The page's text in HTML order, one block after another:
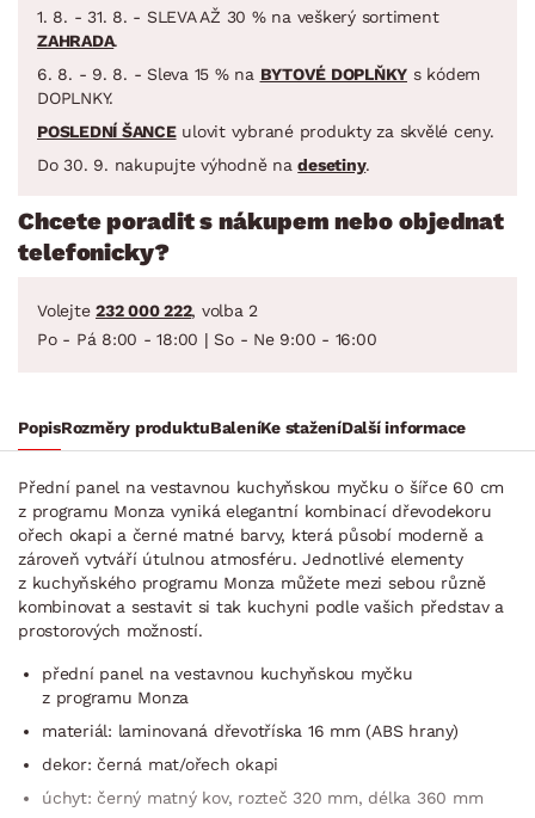
1. 8. - 31. 8. - SLEVA AŽ 30 % na veškerý sortiment
ZAHRADA.
6. 8. - 9. 8. - Sleva 15 % na BYTOVÉ DOPLŇKY s kódem
DOPLNKY.
POSLEDNÍ ŠANCEulovit vybrané produkty za skvělé ceny.
Do 30. 9. nakupujte výhodně nadesetiny.
Chcete poradit s nákupem nebo objednat
telefonicky?
Volejte 232 000 222, volba 2
Po - Pá 8:00 - 18:00 | So - Ne 9:00 - 16:00
PopisRozměry produktuBaleníKe staženíDalší informace
Přední panel na vestavnou kuchyňskou myčku o šířce 60 cm
z programu Monza vyniká elegantní kombinací dřevodekoru
ořech okapi a černé matné barvy, která působí moderně a
zároveň vytváří útulnou atmosféru. Jednotlivé elementy
z kuchyňského programu Monza můžete mezi sebou různě
kombinovat a sestavit si tak kuchyni podle vašich představ a
prostorových možností.
přední panel na vestavnou kuchyňskou myčku
z programu Monza
materiál: laminovaná dřevotříska 16 mm (ABS hrany)
dekor: černá mat/ořech okapi
úchyt: černý matný kov, rozteč 320 mm, délka 360 mm